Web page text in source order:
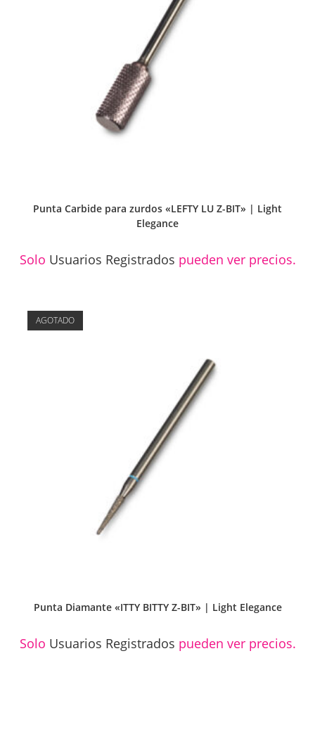
Punta Carbide para zurdos «LEFTY LU Z-BIT» | Light
Elegance
Solo Usuarios Registrados pueden ver precios.
AGOTADO
Punta Diamante «ITTY BITTY Z-BIT» | Light Elegance
Solo Usuarios Registrados pueden ver precios.